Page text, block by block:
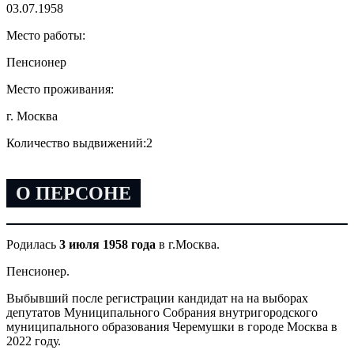
03.07.1958
Место работы:
Пенсионер
Место проживания:
г. Москва
Количество выдвижений:2
О ПЕРСОНЕ
Родилась 3 июля 1958 года в г.Москва.
Пенсионер.
Выбывший после регистрации кандидат на на выборах
депутатов Муниципального Собрания внутригородского
муниципального образования Черемушки в городе Москва в
2022 году.